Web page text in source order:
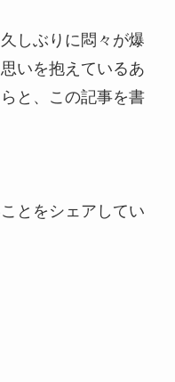
しぶりに悶々が爆
いを抱えているあ
と、この記事を書
とをシェアしてい